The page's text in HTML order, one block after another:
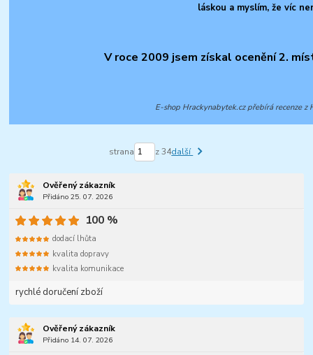
láskou a myslím, že víc
V roce 2009 jsem získal ocenění 2.
E-shop Hrackynabytek.cz přebírá recenze z
strana z 34další
Ověřený zákazník
Přidáno 25. 07. 2026
rychlé doručení zboží
100 %
dodací lhůta
kvalita dopravy
kvalita komunikace
Ověřený zákazník
Přidáno 14. 07. 2026